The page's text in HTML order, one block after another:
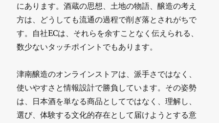
に
にあります。酒蔵の思想、土地の物語、醸造の考え
方は、どうしても流通の過程で削ぎ落とされがちで
す。自社ECは、それらを余すことなく伝えられる、
数少ないタッチポイントでもあります。
津南醸造のオンラインストアは、派手さではなく、
使いやすさと情報設計で勝負しています。その姿勢
は、日本酒を単なる商品としてではなく、理解し、
選び、体験する文化的存在として届けようとする意